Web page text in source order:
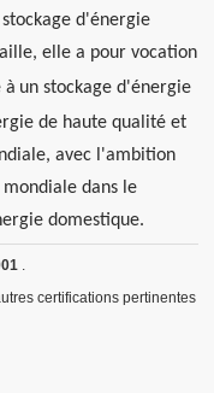
stockage d'énergie
elle a pour vocation
à un stockage d'énergie
de haute qualité et
avec l'ambition
dans le
domestique.
.
certifications pertinentes